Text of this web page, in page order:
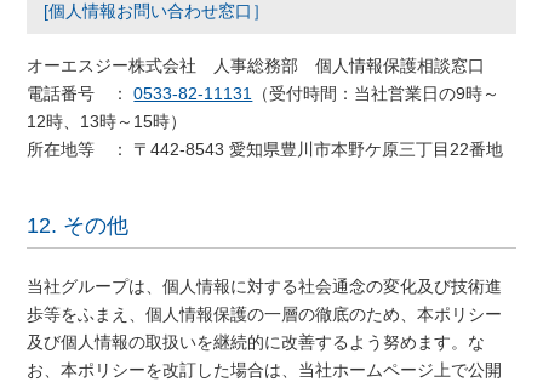
[個人情報お問い合わせ窓口］
オーエスジー株式会社 人事総務部 個人情報保護相談窓口
電話番号 ：0533-82-11131
（受付時間：当社営業日の9時～
12時、13時～15時）
所在地等 ： 〒442-8543 愛知県豊川市本野ケ原三丁目22番地
12. その他
当社グループは、個人情報に対する社会通念の変化及び技術進
歩等をふまえ、個人情報保護の一層の徹底のため、本ポリシー
及び個人情報の取扱いを継続的に改善するよう努めます。な
お、本ポリシーを改訂した場合は、当社ホームページ上で公開